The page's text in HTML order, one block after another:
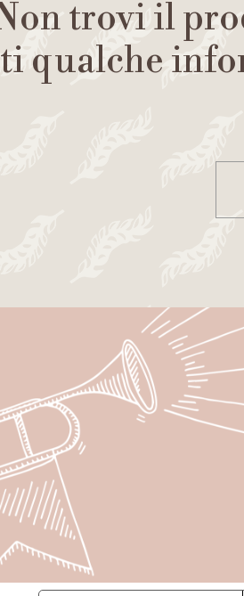
trovi il
qualche